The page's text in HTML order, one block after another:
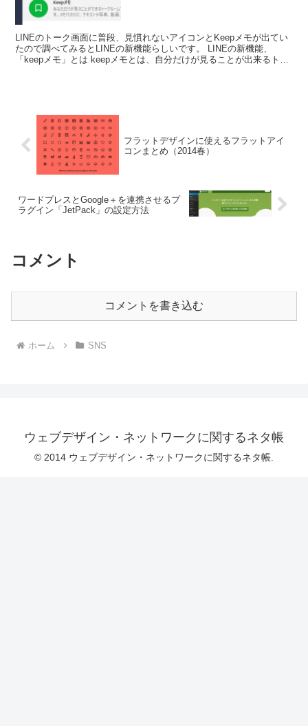
LINEのトーク画面に普段、見慣れないアイコンとKeepメモが出てい
たので調べてみるとLINEの新機能らしいです。 LINEの新機能、
「keepメモ」とは keepメモとは、自分だけが見ることが出来るトー
フラットデザインに使えるフラットアイ
コンまとめ（2014春）
ワードプレスとGoogle＋を連携させるプ
ラグイン「JetPack」の設定方法
コメント
コメントを書き込む
ホーム SNS
ウェブデザイン・ネットワークに関するネタ帳
© 2014 ウェブデザイン・ネットワークに関するネタ帳.